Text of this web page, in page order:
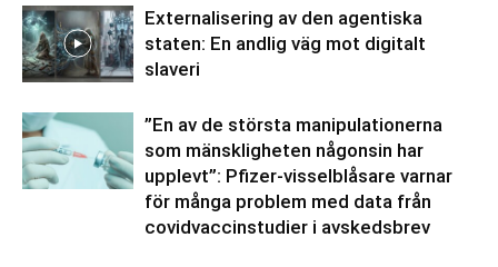
Externalisering av den agentiska
staten: En andlig väg mot digitalt
slaveri
”En av de största manipulationerna
som mänskligheten någonsin har
upplevt”: Pfizer-visselblåsare varnar
för många problem med data från
covidvaccinstudier i avskedsbrev